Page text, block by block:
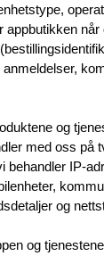
appbutikken
og
med oss på
behandler IP-
og
og